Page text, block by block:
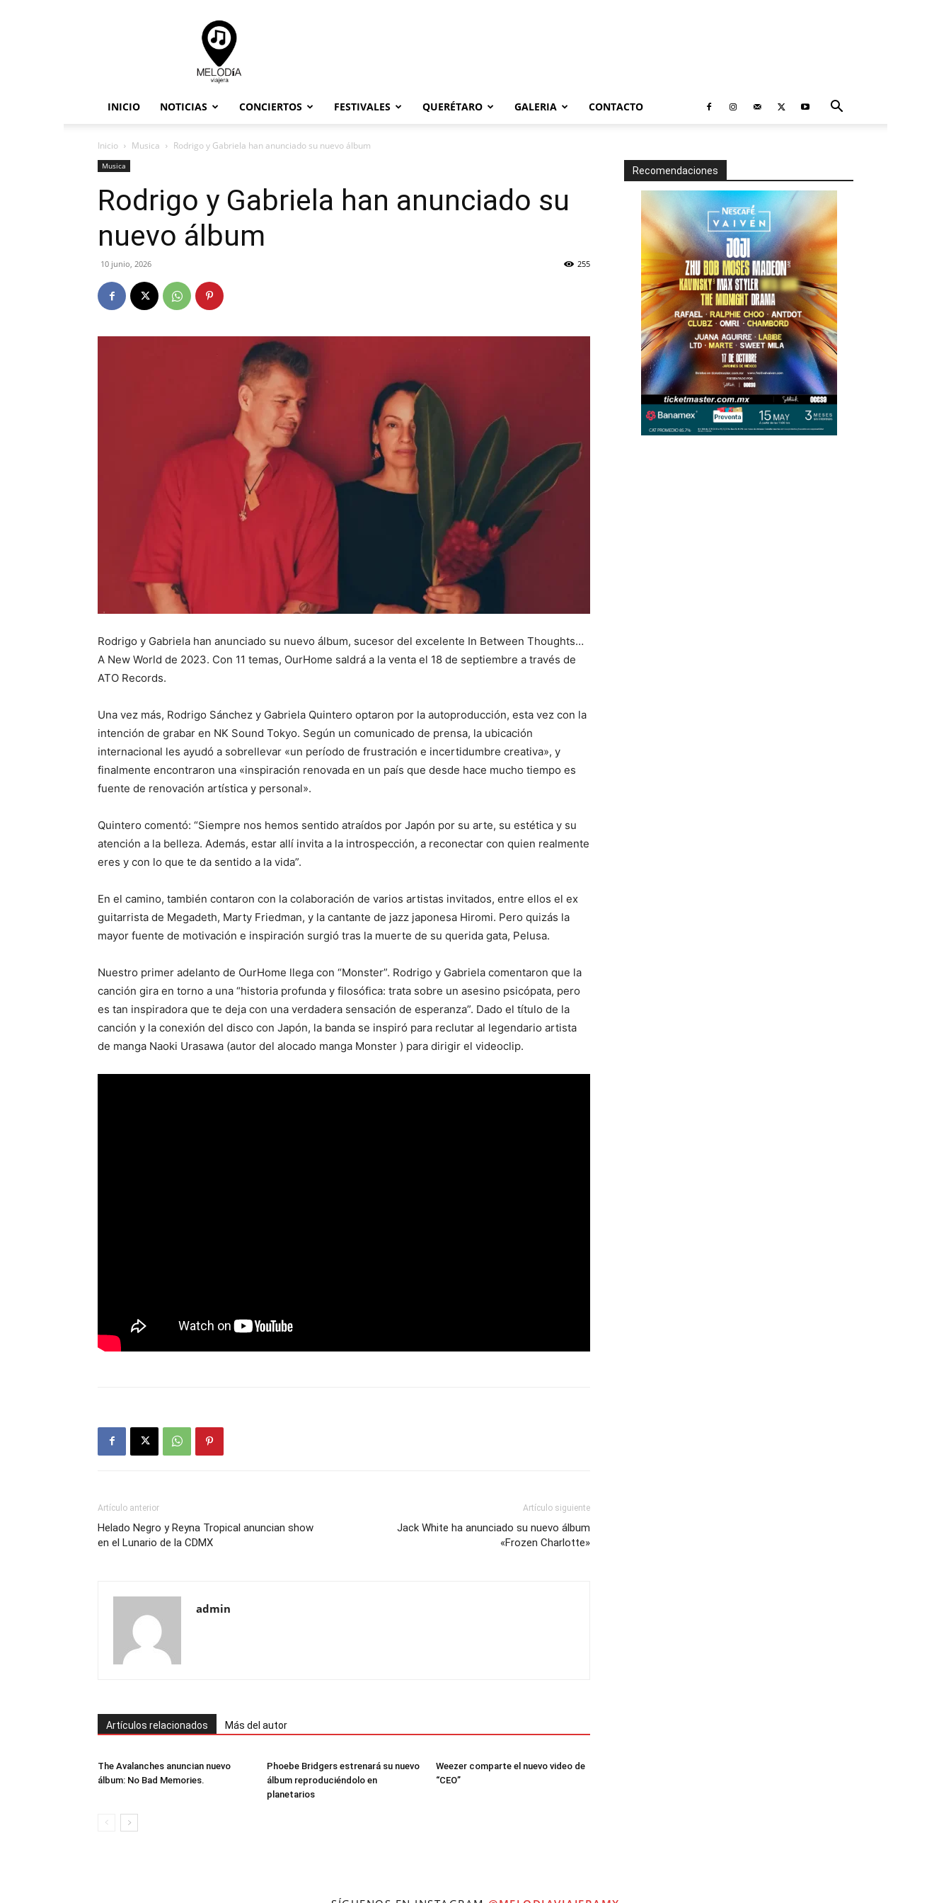
Melodia
Viajera
INICIO NOTICIAS CONCIERTOS FESTIVALES QUERÉTARO GALERIA CONTACTO
Inicio Musica Rodrigo y Gabriela han anunciado su nuevo álbum
Musica
Rodrigo y Gabriela han anunciado su
nuevo álbum
10 junio, 2026 255
Rodrigo y Gabriela han anunciado su nuevo álbum, sucesor del excelente In Between Thoughts…
A New World de 2023. Con 11 temas, OurHome saldrá a la venta el 18 de septiembre a través de
ATO Records.
Una vez más, Rodrigo Sánchez y Gabriela Quintero optaron por la autoproducción, esta vez con la
intención de grabar en NK Sound Tokyo. Según un comunicado de prensa, la ubicación
internacional les ayudó a sobrellevar «un período de frustración e incertidumbre creativa», y
finalmente encontraron una «inspiración renovada en un país que desde hace mucho tiempo es
fuente de renovación artística y personal».
Quintero comentó: “Siempre nos hemos sentido atraídos por Japón por su arte, su estética y su
atención a la belleza. Además, estar allí invita a la introspección, a reconectar con quien realmente
eres y con lo que te da sentido a la vida”.
En el camino, también contaron con la colaboración de varios artistas invitados, entre ellos el ex
guitarrista de Megadeth, Marty Friedman, y la cantante de jazz japonesa Hiromi. Pero quizás la
mayor fuente de motivación e inspiración surgió tras la muerte de su querida gata, Pelusa.
Nuestro primer adelanto de OurHome llega con “Monster”. Rodrigo y Gabriela comentaron que la
canción gira en torno a una “historia profunda y filosófica: trata sobre un asesino psicópata, pero
es tan inspiradora que te deja con una verdadera sensación de esperanza”. Dado el título de la
canción y la conexión del disco con Japón, la banda se inspiró para reclutar al legendario artista
de manga Naoki Urasawa (autor del alocado manga Monster ) para dirigir el videoclip.
Artículo anterior
Helado Negro y Reyna Tropical anuncian show
en el Lunario de la CDMX
Artículo siguiente
Jack White ha anunciado su nuevo álbum
«Frozen Charlotte»
admin
Artículos relacionados Más del autor
The Avalanches anuncian nuevo
álbum: No Bad Memories.
Phoebe Bridgers estrenará su nuevo
álbum reproduciéndolo en
planetarios
Weezer comparte el nuevo video de
“CEO”
Recomendaciones